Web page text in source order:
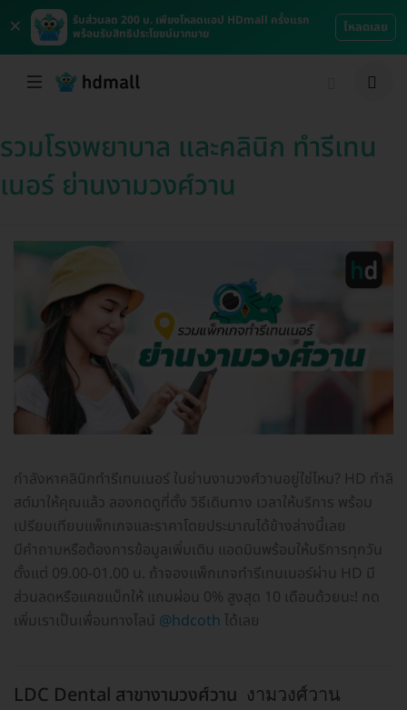
×
รับส่วนลด 200 บ. เพียงโหลดแอป HDmall ครั้งแรก
พร้อมรับสิทธิประโยชน์มากมาย
โหลดเลย
รวมโรงพยาบาล และคลินิก ทำรีเทน
เนอร์ ย่านงามวงศ์วาน
กำลังหาคลินิกทำรีเทนเนอร์ ในย่านงามวงศ์วานอยู่ใช่ไหม? HD ทำลิ
สต์มาให้คุณแล้ว ลองกดดูที่ตั้ง วิธีเดินทาง เวลาให้บริการ พร้อม
เปรียบเทียบแพ็กเกจและราคาโดยประมาณได้ข้างล่างนี้เลย
มีคำถามหรือต้องการข้อมูลเพิ่มเติม แอดมินพร้อมให้บริการทุกวัน
ตั้งแต่ 09.00-01.00 น. ถ้าจองแพ็กเกจทำรีเทนเนอร์ผ่าน HD มี
ส่วนลดหรือแคชแบ็กให้ แถมผ่อน 0% สูงสุด 10 เดือนด้วยนะ! กด
เพิ่มเราเป็นเพื่อนทางไลน์ @hdcoth ได้เลย
LDC Dental สาขางามวงศ์วาน งามวงศ์วาน